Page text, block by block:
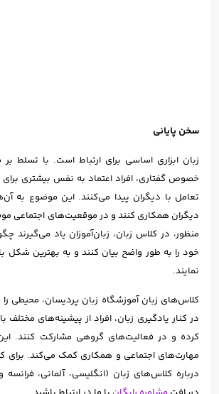
سخن پایانی
زبان ابزاری اساسی برای ارتباط است. با تسلط بر
خصوص گفتاری، افراد اعتماد به نفس بیشتری
تعامل با دیگران پیدا می‌کنند. این موضوع به
دیگران همکاری کنند و در موقعیت‌های اجتماعی
منظور، در کلاس زبان، زبان‌آموزان یاد می‌گیرند
خود را به طور واضح بیان کنند و به بهترین شکل با
نمایند.
کلاس‌های زبان آموزشگاه زبان پردیسان، محیطی
در کنار یادگیری زبان، افراد از پیشینه‌های مختلف با
کرده و در فعالیت‌های گروهی مشارکت کنند.
مهارت‌های اجتماعی و همکاری کمک می‌کند. برای
درباره کلاس‌های زبان (انگلیسی، آلمانی، فرانسه